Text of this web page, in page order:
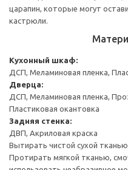
царапин, которые могут
кастрюли.
Кухонный шкаф:
ДСП, Меламиновая пленка,
Дверца:
ДСП, Меламиновая пленка,
Пластиковая окантовка
Задняя стенка:
ДВП, Акриловая краска
Вытирать чистой сухой тканью.
Протирать мягкой тканью,